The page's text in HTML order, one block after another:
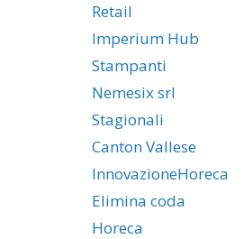
Retail
Imperium Hub
Stampanti
Nemesix srl
Stagionali
Canton Vallese
InnovazioneHoreca
Elimina coda
Horeca